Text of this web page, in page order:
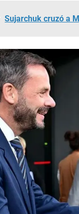
Sujarchuk cruzó a